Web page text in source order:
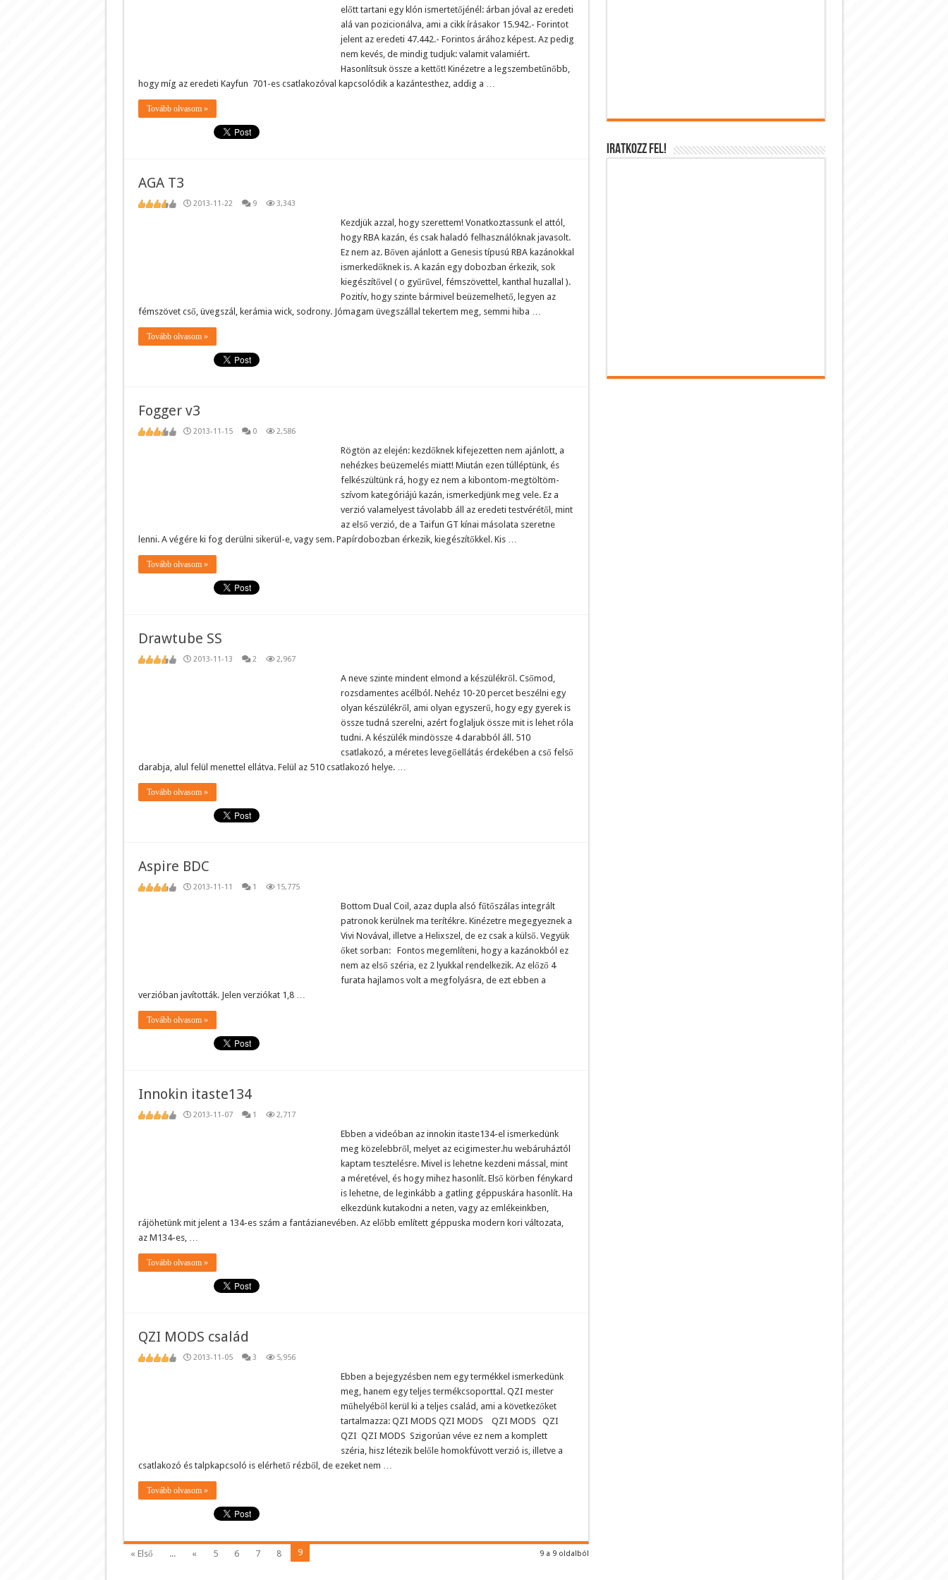
előtt tartani egy klón ismertetőjénél: árban jóval az eredeti
alá van pozicionálva, ami a cikk írásakor 15.942.- Forintot
jelent az eredeti 47.442.- Forintos árához képest. Az pedig
nem kevés, de mindig tudjuk: valamit valamiért.
Hasonlítsuk össze a kettőt! Kinézetre a legszembetűnőbb,
hogy míg az eredeti Kayfun 701-es csatlakozóval kapcsolódik a kazántesthez, addig a …
Tovább olvasom »
AGA T3
2013-11-22 9 3,343
Kezdjük azzal, hogy szerettem! Vonatkoztassunk el attól,
hogy RBA kazán, és csak haladó felhasználóknak javasolt.
Ez nem az. Bőven ajánlott a Genesis típusú RBA kazánokkal
ismerkedőknek is. A kazán egy dobozban érkezik, sok
kiegészítővel ( o gyűrűvel, fémszövettel, kanthal huzallal ).
Pozitív, hogy szinte bármivel beüzemelhető, legyen az
fémszövet cső, üvegszál, kerámia wick, sodrony. Jómagam üvegszállal tekertem meg, semmi hiba …
Tovább olvasom »
Fogger v3
2013-11-15 0 2,586
Rögtön az elején: kezdőknek kifejezetten nem ajánlott, a
nehézkes beüzemelés miatt! Miután ezen túlléptünk, és
felkészültünk rá, hogy ez nem a kibontom-megtöltöm-
szívom kategóriájú kazán, ismerkedjünk meg vele. Ez a
verzió valamelyest távolabb áll az eredeti testvérétől, mint
az első verzió, de a Taifun GT kínai másolata szeretne
lenni. A végére ki fog derülni sikerül-e, vagy sem. Papírdobozban érkezik, kiegészítőkkel. Kis …
Tovább olvasom »
Drawtube SS
2013-11-13 2 2,967
A neve szinte mindent elmond a készülékről. Csőmod,
rozsdamentes acélból. Nehéz 10-20 percet beszélni egy
olyan készülékről, ami olyan egyszerű, hogy egy gyerek is
össze tudná szerelni, azért foglaljuk össze mit is lehet róla
tudni. A készülék mindössze 4 darabból áll. 510
csatlakozó, a méretes levegőellátás érdekében a cső felső
darabja, alul felül menettel ellátva. Felül az 510 csatlakozó helye. …
Tovább olvasom »
Aspire BDC
2013-11-11 1 15,775
Bottom Dual Coil, azaz dupla alsó fűtőszálas integrált
patronok kerülnek ma terítékre. Kinézetre megegyeznek a
Vivi Novával, illetve a Helixszel, de ez csak a külső. Vegyük
őket sorban: Fontos megemlíteni, hogy a kazánokból ez
nem az első széria, ez 2 lyukkal rendelkezik. Az előző 4
furata hajlamos volt a megfolyásra, de ezt ebben a
verzióban javították. Jelen verziókat 1,8 …
Tovább olvasom »
Innokin itaste134
2013-11-07 1 2,717
Ebben a videóban az innokin itaste134-el ismerkedünk
meg közelebbről, melyet az ecigimester.hu webáruháztól
kaptam tesztelésre. Mivel is lehetne kezdeni mással, mint
a méretével, és hogy mihez hasonlít. Első körben fénykard
is lehetne, de leginkább a gatling géppuskára hasonlít. Ha
elkezdünk kutakodni a neten, vagy az emlékeinkben,
rájöhetünk mit jelent a 134-es szám a fantázianevében. Az előbb említett géppuska modern kori változata,
az M134-es, …
Tovább olvasom »
QZI MODS család
2013-11-05 3 5,956
Ebben a bejegyzésben nem egy termékkel ismerkedünk
meg, hanem egy teljes termékcsoporttal. QZI mester
műhelyéből kerül ki a teljes család, ami a következőket
tartalmazza: QZI MODS QZI MODS QZI MODS QZI
QZI QZI MODS Szigorúan véve ez nem a komplett
széria, hisz létezik belőle homokfúvott verzió is, illetve a
csatlakozó és talpkapcsoló is elérhető rézből, de ezeket nem …
Tovább olvasom »
9 a 9 oldalból
« Első ... « 5 6 7 8 9
IRATKOZZ FEL!